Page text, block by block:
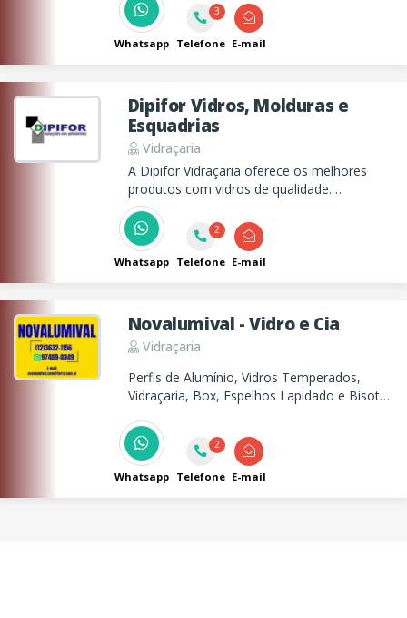
Whatsapp
3
Telefone E-mail
Dipifor Vidros, Molduras e
Esquadrias
Vidraçaria
A Dipifor Vidraçaria oferece os melhores
produtos com vidros de qualidade.
Oferecendo uma completa linha de produtos
e serviços para tornar o seu escritório um
ambiente muito mais bonito, confortável e
produtivo.
Whatsapp
2
Telefone E-mail
Novalumival - Vidro e Cia
Vidraçaria
Perfis de Alumínio, Vidros Temperados,
Vidraçaria, Box, Espelhos Lapidado e Bisotê,
em alumínio e envidraçamento de sacada.
Whatsapp
2
Telefone E-mail